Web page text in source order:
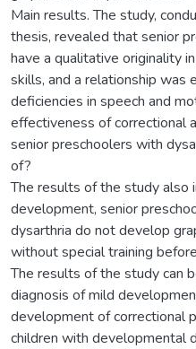
Main results. The study,
thesis, revealed that senior
have a qualitative originality
skills, and a relationship
deficiencies in speech and
effectiveness of correctional
senior preschoolers with
of?
The results of the study also
development, senior
dysarthria do not develop
without special training
The results of the study can
diagnosis of mild
development of correctional
children with developmental